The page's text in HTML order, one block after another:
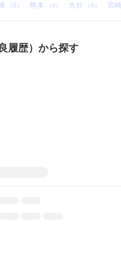
（0） 熊本 （0） 大分 （0） 宮崎
履歴）から探す